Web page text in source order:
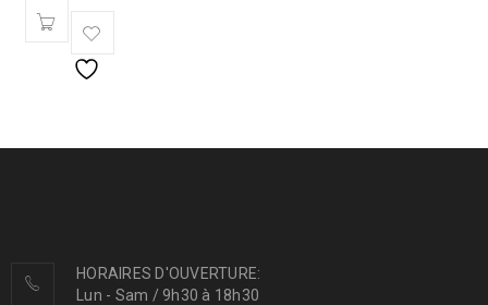
HORAIRES D'OUVERTURE:
Lun - Sam / 9h30 à 18h30